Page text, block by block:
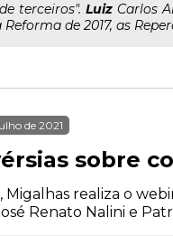
terceiros". Luiz Carlos
de 2017, as
de 2021
sobre
Migalhas realiza o
Renato Nalini e